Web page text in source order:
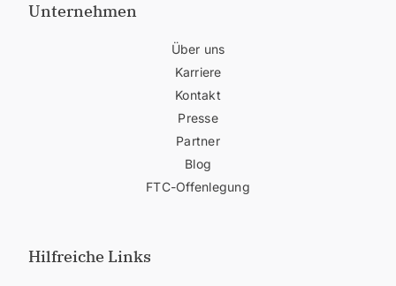
Unternehmen
Über uns
Karriere
Kontakt
Presse
Partner
Blog
FTC-Offenlegung
Hilfreiche Links